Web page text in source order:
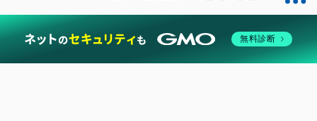
無料診断